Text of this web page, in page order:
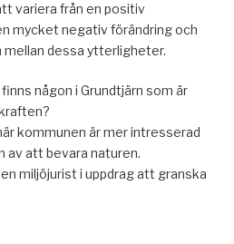
variera från en positiv
mycket negativ förändring och
dessa ytterligheter.
någon i Grundtjärn som är
kommunen är mer intresserad
av att bevara naturen.
miljöjurist i uppdrag att granska